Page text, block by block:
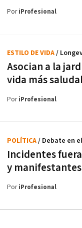
PoriProfesional
Asocian a la
vida más
ESTILO DE VIDA/
PoriProfesional
Incidentes
y
POLÍTICA/ Debate en
PoriProfesional